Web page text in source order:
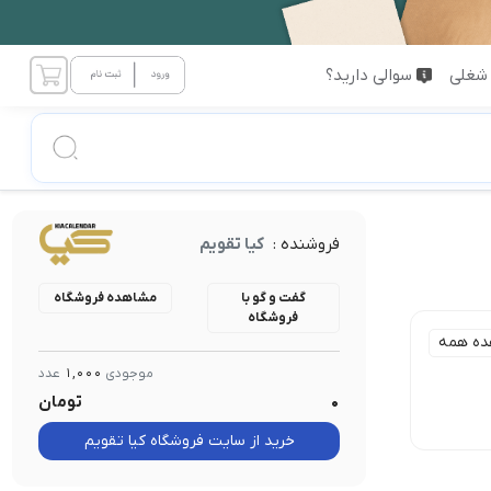
سوالی دارید؟
همه
فروشنده : کیا تقویم
گفت و گو با
فروشگاه
مشاهده فروشگاه
موجودی 1,000 عدد
0 تومان
خرید از سایت فروشگاه کیا تقویم